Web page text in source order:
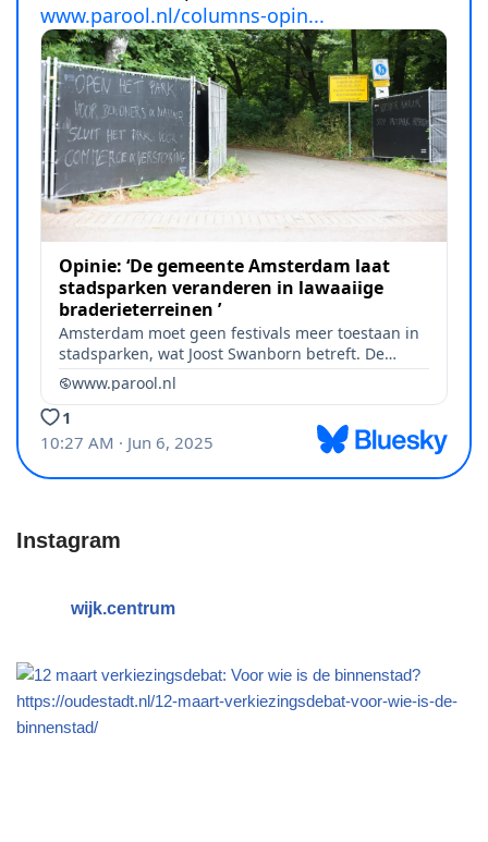
Instagram
wijk.centrum